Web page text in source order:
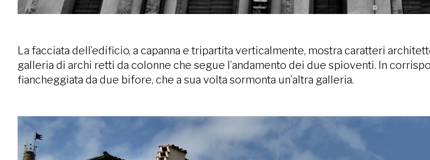
La facciata dell’edificio, a capanna e tripartita verticalmente, mostra caratteri
galleria di archi retti da colonne che segue l’andamento dei due spioventi. In
fiancheggiata da due bifore, che a sua volta sormonta un’altra galleria.